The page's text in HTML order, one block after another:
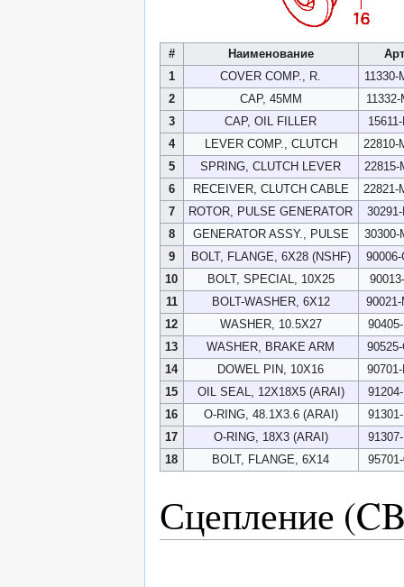
# Наименование
1
COVER COMP., R.
11330-
2
CAP, 45MM
3
CAP, OIL FILLER
4
LEVER COMP., CLUTCH
22810-
5
SPRING, CLUTCH LEVER
22815-
6
RECEIVER, CLUTCH CABLE
22821-
7
ROTOR, PULSE GENERATOR
8
GENERATOR ASSY., PULSE
30300-
9
BOLT, FLANGE, 6X28 (NSHF)
10
BOLT, SPECIAL, 10X25
11
BOLT-WASHER, 6X12
12
WASHER, 10.5X27
13
WASHER, BRAKE ARM
14
DOWEL PIN, 10X16
15
OIL SEAL, 12X18X5 (ARAI)
16
O-RING, 48.1X3.6 (ARAI)
17
O-RING, 18X3 (ARAI)
18
BOLT, FLANGE, 6X14
Сцепление